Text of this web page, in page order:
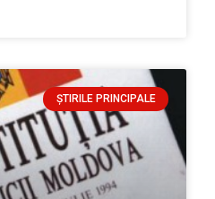
ȘTIRILE PRINCIPALE